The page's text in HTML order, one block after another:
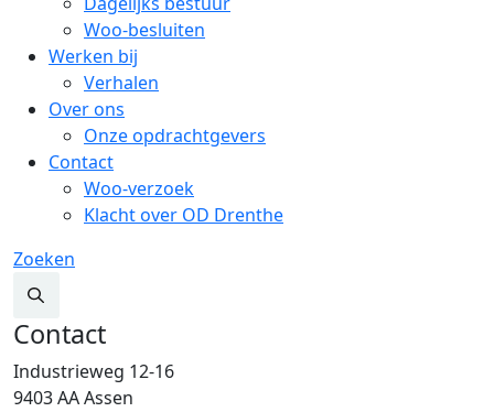
Woo-besluiten
Werken bij
Verhalen
Over ons
Onze opdrachtgevers
Contact
Woo-verzoek
Klacht over OD Drenthe
Zoeken
Contact
Industrieweg 12-16
9403 AA Assen